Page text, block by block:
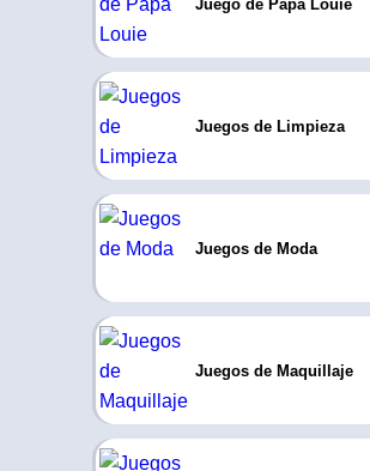
Juego de Papa Louie
Juegos de Limpieza
Juegos de Moda
Juegos de Maquillaje